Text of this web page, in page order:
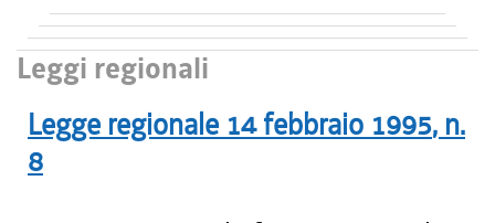
Leggi regionali
Legge regionale 14 febbraio 1995, n.
8